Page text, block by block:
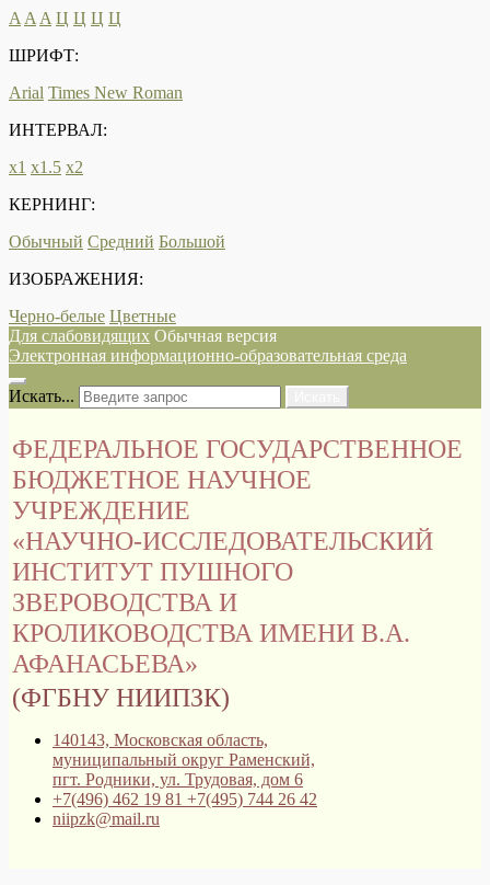
A A A Ц Ц Ц Ц
ШРИФТ:
Arial Times New Roman
ИНТЕРВАЛ:
х1 х1.5 х2
КЕРНИНГ:
Обычный Средний Большой
ИЗОБРАЖЕНИЯ:
Черно-белые Цветные
Для слабовидящих Обычная версия
Электронная информационно-образовательная среда
Искать...
ФЕДЕРАЛЬНОЕ ГОСУДАРСТВЕННОЕ
БЮДЖЕТНОЕ НАУЧНОЕ
УЧРЕЖДЕНИЕ
«НАУЧНО-ИССЛЕДОВАТЕЛЬСКИЙ
ИНСТИТУТ ПУШНОГО
ЗВЕРОВОДСТВА И
КРОЛИКОВОДСТВА ИМЕНИ В.А.
АФАНАСЬЕВА»
(ФГБНУ НИИПЗК)
140143, Московская область,
муниципальный округ Раменский,
пгт. Родники, ул. Трудовая, дом 6
+7(496) 462 19 81 +7(495) 744 26 42
niipzk@mail.ru